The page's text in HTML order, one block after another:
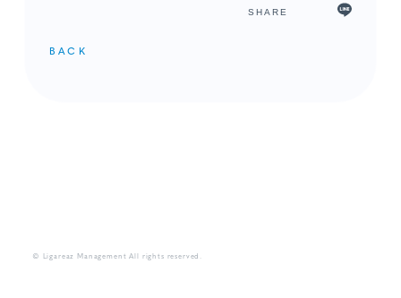
SHARE
BACK
© Ligareaz Management All rights reserved.